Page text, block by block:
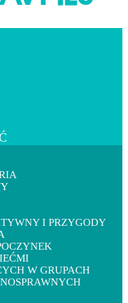
I PRZYGODY
W GRUPACH